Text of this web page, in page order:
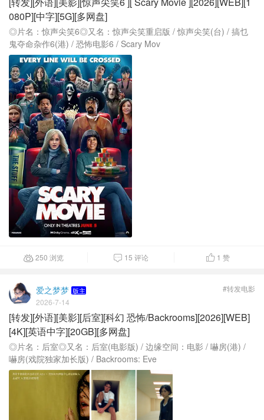
080P][中字][5G][多网盘]
◎片名：惊声尖笑6◎又名：惊声尖笑重启版 / 惊声尖笑(台) / 搞乜
鬼夺命杂作6(港) / 恐怖电影6 / Scary Mov
250 浏览  15 评论  1 赞
爱之梦梦 版主
2026-7-14
#转发电影
[转发][外语][美影][后室][科幻 恐怖/Backrooms][2026][WEB]
[4K][英语中字][20GB][多网盘]
◎片名：后室◎又名：后室(电影版) / 边缘空间：电影 / 嚇房(港) /
嚇房(戏院独家加长版) / Backrooms: Eve